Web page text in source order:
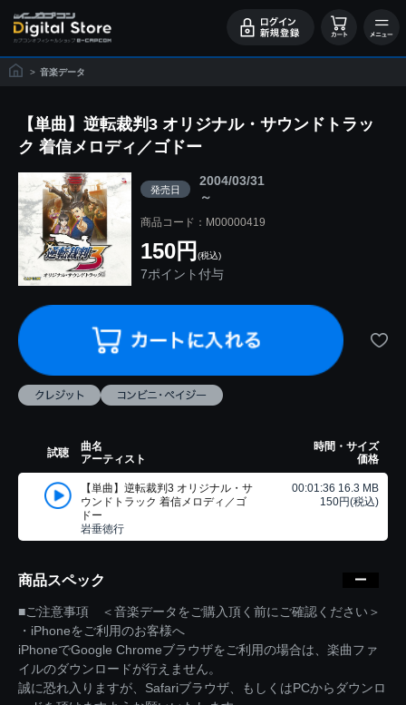
> 音楽データ
【単曲】逆転裁判3 オリジナル・サウンドトラッ
ク 着信メロディ／ゴドー
発売日
2004/03/31
～
商品コード：M00000419
150円 (税込)
7ポイント付与
試聴
曲名
アーティスト
時間・サイズ
価格
【単曲】逆転裁判3 オリジナル・サ
ウンドトラック 着信メロディ／ゴ
ドー
岩垂徳行
00:01:36 16.3 MB
150円(税込)
商品スペック
■ご注意事項 ＜音楽データをご購入頂く前にご確認ください＞
・iPhoneをご利用のお客様へ
iPhoneでGoogle Chromeブラウザをご利用の場合は、楽曲ファ
イルのダウンロードが行えません。
誠に恐れ入りますが、Safariブラウザ、もしくはPCからダウンロ